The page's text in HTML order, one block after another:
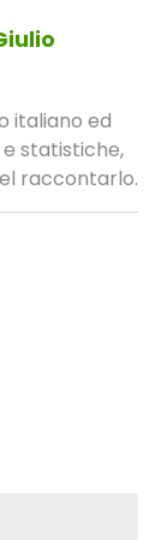
italiano ed
statistiche,
raccontarlo.